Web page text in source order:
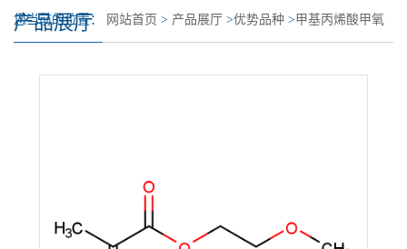
产品展厅
您当前的位置： 网站首页 > 产品展厅 >优势品种 >甲基丙烯酸甲氧